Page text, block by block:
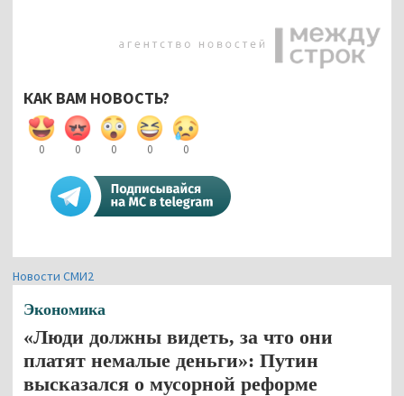
КАК ВАМ НОВОСТЬ?
0 0 0 0 0
Новости СМИ2
Экономика
«Люди должны видеть, за что они
платят немалые деньги»: Путин
высказался о мусорной реформе